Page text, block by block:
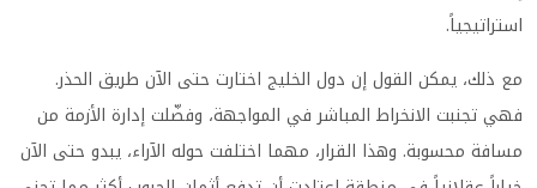
استراتيجياً.
مع ذلك، يمكن القول إن دول الخليج اختارت حتى الآن طريق الحذر.
فهي تجنبت الانخراط المباشر في المواجهة، وفضّلت إدارة الأزمة من
مسافة محسوبة. وهذا القرار، مهما اختلفت حوله الآراء، يبدو حتى الآن